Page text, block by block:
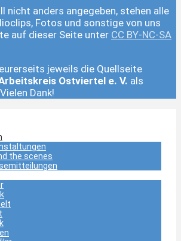
nicht anders angegeben, stehen alle
Fotos und sonstige von uns
auf dieser Seite unter CC BY-NC-SA
jeweils die Quellseite
Ostviertel e. V. als
Dank!
the scenes